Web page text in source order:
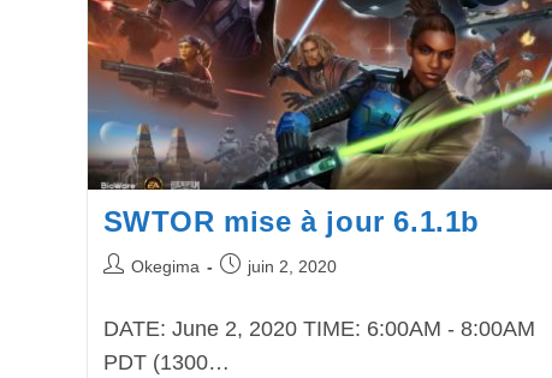
SWTOR mise à jour 6.1.1b
Okegima juin 2, 2020
DATE: June 2, 2020 TIME: 6:00AM - 8:00AM
PDT (1300…